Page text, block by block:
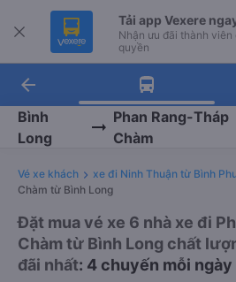
Tải app Vexere
Nhận ưu đãi thành viên
quyền
Tải app Vexere
-30k/ghế khi đặt vé
app
arrow_back
Bình
Long
Phan Rang-Tháp
Chàm
Vé xe khách xe đi Ninh Thuận từ Bình
Chàm từ Bình Long
Đặt mua vé xe 6 nhà xe đi
Chàm từ Bình Long chất
đãi nhất: 4 chuyến mỗi ngày